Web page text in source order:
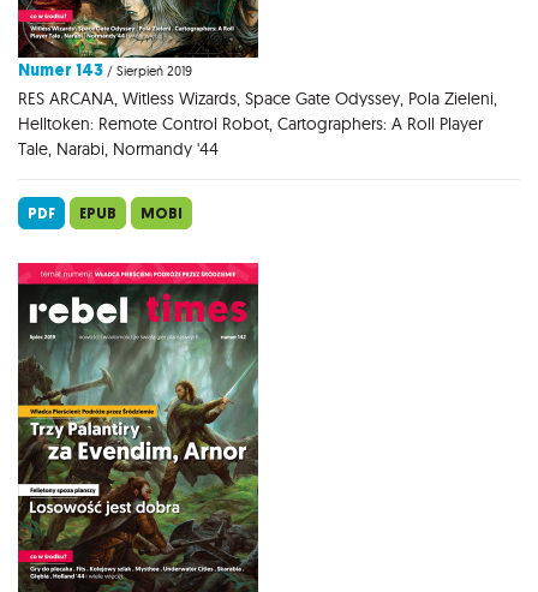
Numer 143 / Sierpień 2019
RES ARCANA, Witless Wizards, Space Gate Odyssey, Pola Zieleni,
Helltoken: Remote Control Robot, Cartographers: A Roll Player
Tale, Narabi, Normandy '44
PDF EPUB MOBI